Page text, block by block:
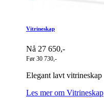
Vitrineskap
Nå 27 650,-
Før 30 730,-
Elegant lavt vitrineskap
Les mer om Vitrineskap